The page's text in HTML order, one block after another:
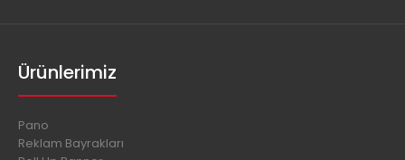
Ürünlerimiz
Pano
Reklam Bayrakları